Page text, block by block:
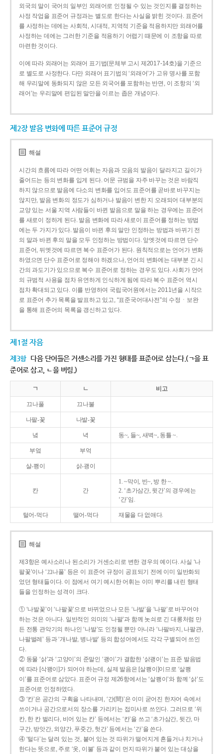
외국의 말이 국어의 일부인 외래어로 인정될 수 있는 것인지를 결정하는
사정 작업을 표준어 규정과는 별도로 한다는 사실을 밝힌 것이다. 표준어
를 사정하는 데에는 사회적, 시대적, 지역적 기준을 적용하지만 외래어를
사정하는 데에는 그러한 기준을 적용하기 어렵기 때문에 이 조항을 따로
마련한 것이다.
이에 따라 외래어는 외래어 표기법(문체부 고시 제2017-14호)을 기준으
로 별도로 사정한다. 다만 외래어 표기법의 ‘외래어’가 고유 명사를 포함
해 우리말에 동화되지 않은 모든 외국어를 포함하는 반면, 이 조항의 ‘외
래어’는 우리말에 편입된 말만을 이르는 좁은 개념이다.
제2장 발음 변화에 따른 표준어 규정
해설
시간의 흐름에 따라 어떤 어휘는 자음과 모음의 발음이 달라지고 길이가
줄어드는 등의 변화를 입게 된다. 어문 규범을 자주 바꾸는 것은 바람직
하지 않으므로 발음에 다소의 변화를 입어도 표준어를 곧바로 바꾸지는
않지만, 발음 변화의 정도가 심하거나 발음이 변한 지 오래되어 대부분의
교양 있는 서울 지역 사람들이 바뀐 발음으로 말을 하는 경우에는 표준어
를 새로이 정하게 된다. 발음 변화에 따라 새로이 표준어를 정하는 방법
에는 두 가지가 있다. 발음이 바뀐 후의 말만 인정하는 방법과 바뀌기 전
의 말과 바뀐 후의 말을 모두 인정하는 방법이다. 앞엣것에 따르면 단수
표준어, 뒤엣것에 따르면 복수 표준어가 된다. 원칙적으로는 언어가 변화
하였으면 단수 표준어로 정해야 하겠으나, 언어의 변화에는 대부분 긴 시
간의 과도기가 있으므로 복수 표준어로 정하는 경우도 있다. 사회가 언어
의 규범적 사용을 점차 유연하게 인식하게 됨에 따라 복수 표준어 역시
점차 확대되고 있다. 이를 반영하여 국립국어원에서는 2011년을 시작으
로 표준어 추가 목록을 발표하고 있고, “표준국어대사전”의 수정ㆍ보완
을 통해 표준어의 목록을 갱신하고 있다.
제1절 자음
제3항 다음 단어들은 거센소리를 가진 형태를 표준어로 삼는다.(ㄱ을 표
준어로 삼고, ㄴ을 버림.)
ㄱ ㄴ 비고
끄나풀 끄나불
나팔-꽃 나발-꽃
녘 녁 동~, 들~, 새벽~, 동틀 ~.
부엌 부억
살-쾡이 삵-괭이
칸 간
1. ~막이, 빈~, 방 한 ~.
2. ‘초가삼간, 윗간’의 경우에는
‘간’임.
털어-먹다 떨어-먹다 재물을 다 없애다.
해설
제3항은 예사소리나 된소리가 거센소리로 변한 경우의 예이다. 사실 ‘나
팔꽃’이나 ‘끄나풀’ 등은 이 표준어 규정이 공표되기 전에 이미 일반화되
었던 형태들이다. 이 점에서 여기 예시한 어휘는 이미 뿌리를 내린 형태
들을 인정하는 성격이 크다.
① ‘나발꽃’이 ‘나팔꽃’으로 바뀌었으나 모든 ‘나발’을 ‘나팔’로 바꾸어야
하는 것은 아니다. 일반적인 의미의 ‘나팔’과 함께 놋쇠로 긴 대롱처럼 만
든 전통 관악기의 하나인 ‘나발’도 인정될 뿐만 아니라 ‘나팔바지, 나팔관,
나팔벌레’ 등과 ‘개나발, 병나발’ 등의 합성어에서도 각각 구별되어 쓰인
다.
② 동물 ‘삵’과 ‘고양이’의 준말인 ‘괭이’가 결합한 ‘삵괭이’는 표준 발음법
에 따라 [삭꽹이]가 되어야 하는데, 실제 발음은 [살쾡이]이므로 ‘살쾡
이’를 표준어로 삼았다. 표준어 규정 제26항에서는 ‘살쾡이’와 함께 ‘삵’도
표준어로 인정하였다.
③ ‘칸’은 공간의 구획을 나타내며, ‘간(間)’은 이미 굳어진 한자어 속에서
쓰이거나 공간으로서의 장소를 가리키는 접미사로 쓰인다. 그러므로 ‘위
칸, 한 칸 벌리다, 비어 있는 칸’ 등에서는 ‘칸’을 쓰고 ‘초가삼간, 뒷간, 마
구간, 방앗간, 외양간, 푸줏간, 헛간’ 등에서는 ‘간’을 쓴다.
④ ‘털다’는 달려 있는 것, 붙어 있는 것 따위가 떨어지게 흔들거나 치거나
한다는 뜻으로, 주로 ‘옷, 이불’ 등과 같이 먼지 따위가 붙어 있는 대상을